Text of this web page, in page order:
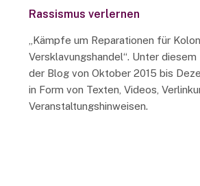
Rassismus verlernen
„Kämpfe um Reparationen für
Versklavungshandel“. Unter
der Blog von Oktober 2015 bis
in Form von Texten, Videos,
Veranstaltungshinweisen.